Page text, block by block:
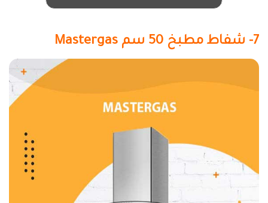
7- شفاط مطبخ 50 سم Mastergas